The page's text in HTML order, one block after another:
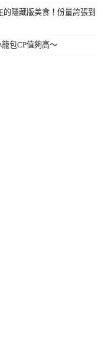
的隱藏版美食！份量誇張到
包CP值夠高～